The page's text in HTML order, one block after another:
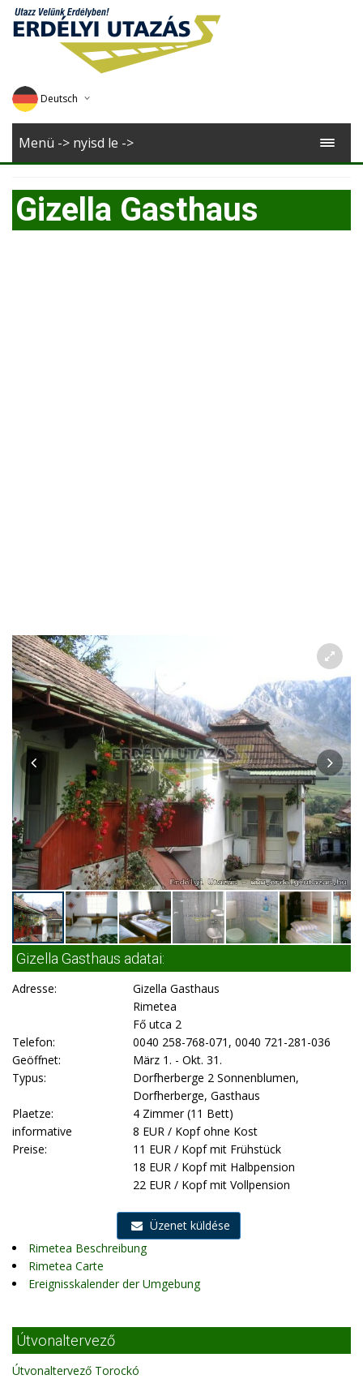
Deutsch
English
Romana
Menü -> nyisd le ->
Gizella Gasthaus
Gizella Gasthaus adatai:
Adresse:
Gizella Gasthaus
Rimetea
Fő utca 2
Telefon:
0040 258-768-071, 0040 721-281-036
Geöffnet:
März 1. - Okt. 31.
Typus:
Dorfherberge 2 Sonnenblumen,
Dorfherberge, Gasthaus
Plaetze:
4 Zimmer (11 Bett)
informative
Preise:
8 EUR / Kopf ohne Kost
11 EUR / Kopf mit Frühstück
18 EUR / Kopf mit Halbpension
22 EUR / Kopf mit Vollpension
Üzenet küldése
Rimetea Beschreibung
Rimetea Carte
Ereignisskalender der Umgebung
Útvonaltervező
Útvonaltervező Torockó